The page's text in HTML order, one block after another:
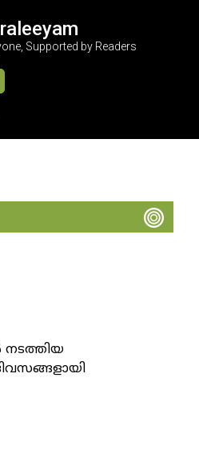
Supported by Readers
നടത്തിയ